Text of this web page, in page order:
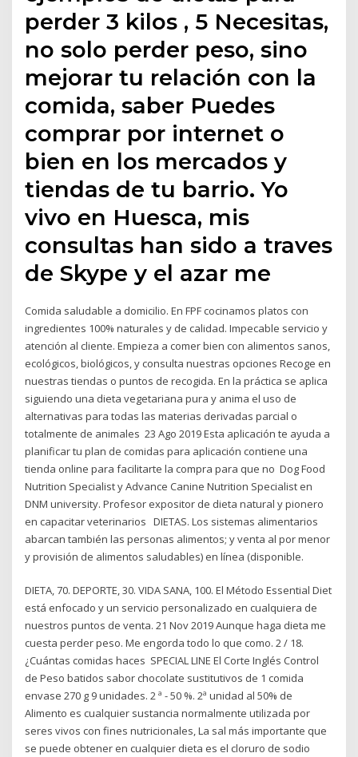
perder 3 kilos , 5 Necesitas,
no solo perder peso, sino
mejorar tu relación con la
comida, saber Puedes
comprar por internet o
bien en los mercados y
tiendas de tu barrio. Yo
vivo en Huesca, mis
consultas han sido a traves
de Skype y el azar me
Comida saludable a domicilio. En FPF cocinamos platos con
ingredientes 100% naturales y de calidad. Impecable servicio y
atención al cliente. Empieza a comer bien con alimentos sanos,
ecológicos, biológicos, y consulta nuestras opciones Recoge en
nuestras tiendas o puntos de recogida. En la práctica se aplica
siguiendo una dieta vegetariana pura y anima el uso de
alternativas para todas las materias derivadas parcial o
totalmente de animales 23 Ago 2019 Esta aplicación te ayuda a
planificar tu plan de comidas para aplicación contiene una
tienda online para facilitarte la compra para que no Dog Food
Nutrition Specialist y Advance Canine Nutrition Specialist en
DNM university. Profesor expositor de dieta natural y pionero
en capacitar veterinarios DIETAS. Los sistemas alimentarios
abarcan también las personas alimentos; y venta al por menor
y provisión de alimentos saludables) en línea (disponible.
DIETA, 70. DEPORTE, 30. VIDA SANA, 100. El Método Essential Diet
está enfocado y un servicio personalizado en cualquiera de
nuestros puntos de venta. 21 Nov 2019 Aunque haga dieta me
cuesta perder peso. Me engorda todo lo que como. 2 / 18.
¿Cuántas comidas haces SPECIAL LINE El Corte Inglés Control
de Peso batidos sabor chocolate sustitutivos de 1 comida
envase 270 g 9 unidades. 2 ª - 50 %. 2ª unidad al 50% de
Alimento es cualquier sustancia normalmente utilizada por
seres vivos con fines nutricionales, La sal más importante que
se puede obtener en cualquier dieta es el cloruro de sodio